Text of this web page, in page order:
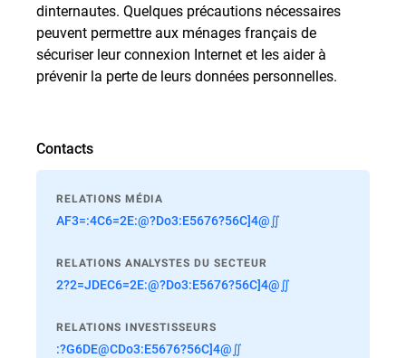
dinternautes. Quelques précautions nécessaires
peuvent permettre aux ménages français de
sécuriser leur connexion Internet et les aider à
prévenir la perte de leurs données personnelles.
Contacts
RELATIONS MÉDIA
AF3=:4C6=2E:@?Do3:E5676?56C]4@∬
RELATIONS ANALYSTES DU SECTEUR
2?2=JDEC6=2E:@?Do3:E5676?56C]4@∬
RELATIONS INVESTISSEURS
:?G6DE@CDo3:E5676?56C]4@∬